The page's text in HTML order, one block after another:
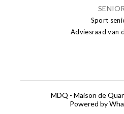
Sport
Adviesraad van
MDQ - Maison de
Powered by